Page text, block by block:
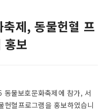
제, 동물헌혈 프
홍보
물보호문화축제에 참가, 서
헌혈프로그램을 홍보하였습니